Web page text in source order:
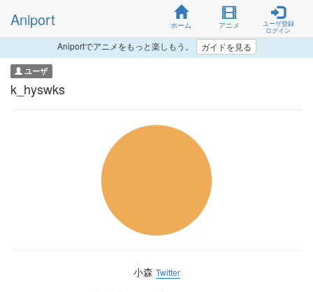
Aniport ホーム アニメ
ユーザ登録
ログイン
Aniportでアニメをもっと楽しもう。 ガイドを見る
ユーザ
k_hyswks
小森 Twitter